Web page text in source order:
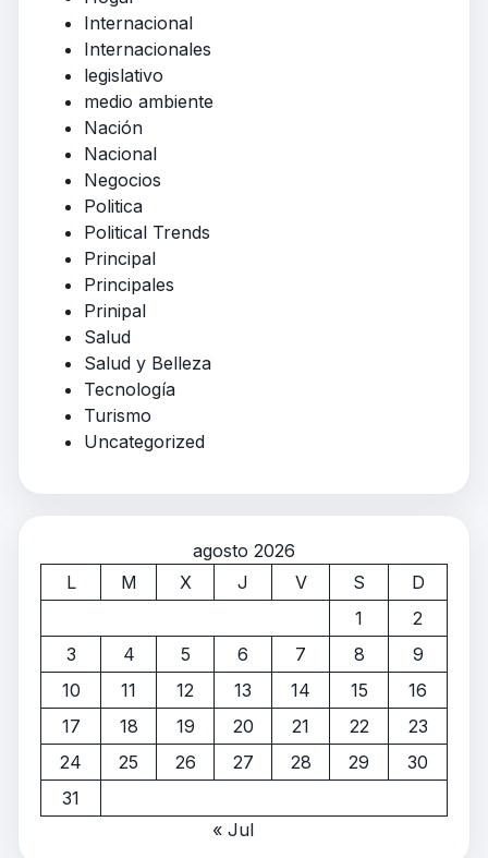
Internacional
Internacionales
legislativo
medio ambiente
Nación
Nacional
Negocios
Politica
Political Trends
Principal
Principales
Prinipal
Salud
Salud y Belleza
Tecnología
Turismo
Uncategorized
agosto 2026
L
M X J V S
D
1
2
3
4 5 6 7 8
9
10
11 12 13 14 15
16
17
18 19 20 21 22
23
24
25 26 27 28 29
30
31
« Jul